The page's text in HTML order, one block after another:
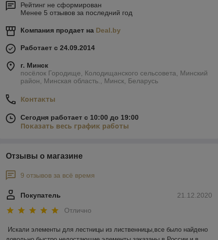
Рейтинг не сформирован
Менее 5 отзывов за последний год
Компания продает на Deal.by
Работает с 24.09.2014
г. Минск
посёлок Городище, Колодищанского сельсовета, Минский
район, Минская область., Минск, Беларусь
Контакты
Сегодня работает с 10:00 до 19:00
Показать весь график работы
Отзывы о магазине
9 отзывов за всё время
21.12.2020
Покупатель
Отлично
Искали элементы для лестницы из лиственницы,все было найдено